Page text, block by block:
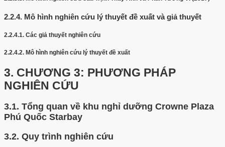
2.2.4. Mô hình nghiên cứu lý thuyết đề xuất và giả thuyết
2.2.4.1. Các giả thuyết nghiên cứu
2.2.4.2. Mô hình nghiên cứu lý thuyết đề xuất
3. CHƯƠNG 3: PHƯƠNG PHÁP
NGHIÊN CỨU
3.1. Tổng quan về khu nghỉ dưỡng Crowne Plaza
Phú Quốc Starbay
3.2. Quy trình nghiên cứu